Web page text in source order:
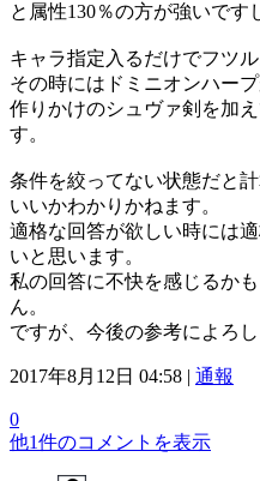
と属性130％の方が強いです
キャラ指定入るだけでフツ
その時にはドミニオンハー
作りかけのシュヴァ剣を加
す。
条件を絞ってない状態だと
いいかわかりかねます。
適格な回答が欲しい時には
いと思います。
私の回答に不快を感じるか
ん。
ですが、今後の参考によろし
2017年8月12日 04:58 | 通報
0
他1件のコメントを表示